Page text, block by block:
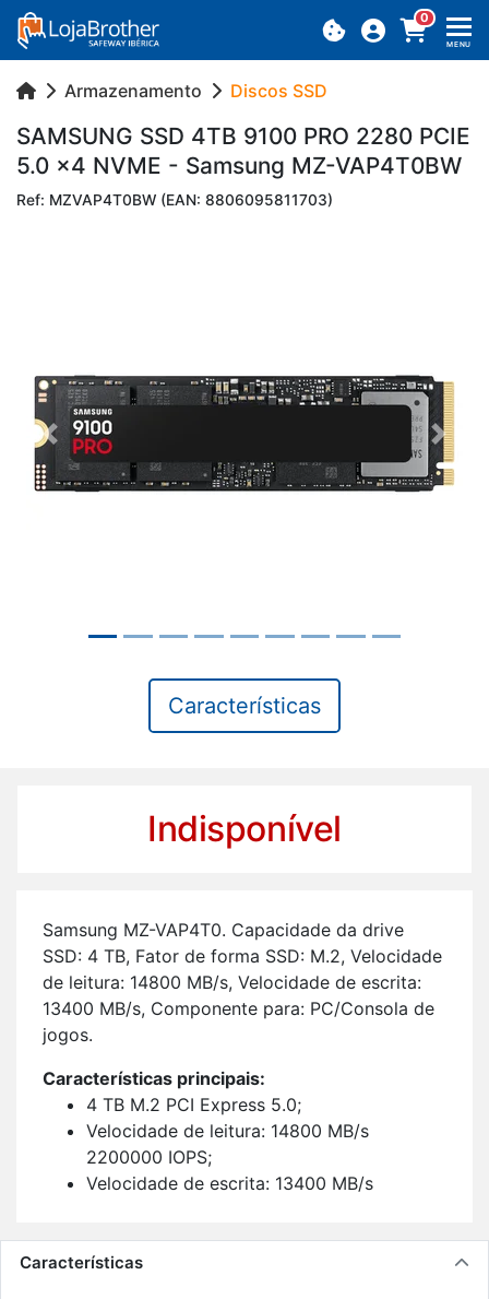
0
MENU
Armazenamento Discos SSD
SAM­SUNG SSD 4TB 9100 PRO 2280 PCIE
5.0 x4 NVME - Sam­sung MZ-VAP4T0BW
Ref: MZVAP4T0BW (EAN: 8806095811703)
Previous Next
Características
Indisponível
Sam­sung MZ-VAP4T0. Ca­pa­ci­dade da drive
SSD: 4 TB, Fator de forma SSD: M.2, Ve­lo­ci­dade
de lei­tura: 14800 MB/s, Ve­lo­ci­dade de es­crita:
13400 MB/s, Com­po­nente para: PC/Con­sola de
jogos.
Ca­rac­te­rís­ticas prin­ci­pais:
4 TB M.2 PCI Ex­press 5.0;
Ve­lo­ci­dade de lei­tura: 14800 MB/s
2200000 IOPS;
Ve­lo­ci­dade de es­crita: 13400 MB/s
V-NAND TLC NVMe 2.0;
En­crip­tação de hardware 256-bit AES;
Características